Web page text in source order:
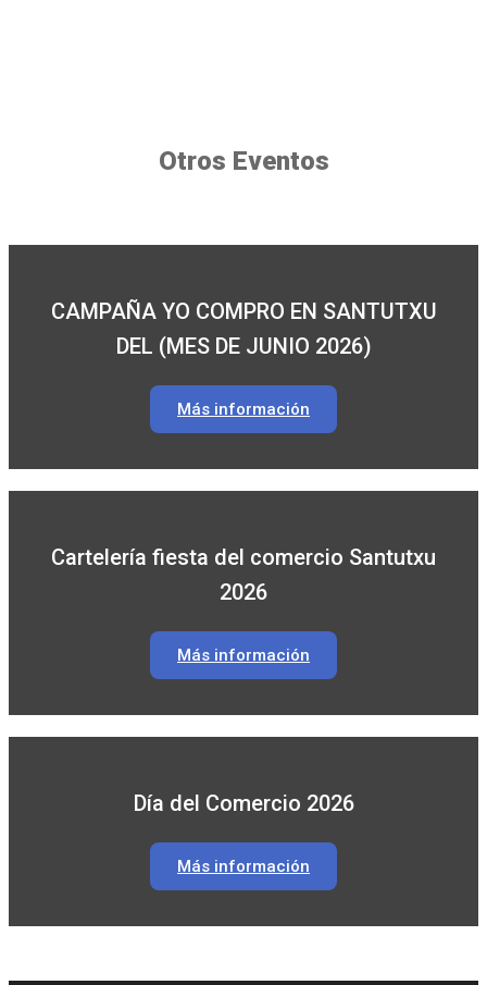
Otros Eventos
CAMPAÑA YO COMPRO EN SANTUTXU
DEL (MES DE JUNIO 2026)
Más información
Cartelería fiesta del comercio Santutxu
2026
Más información
Día del Comercio 2026
Más información